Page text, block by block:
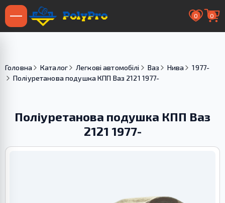
0 0
Головна Каталог Легкові автомобілі Ваз Нива
1977-
Поліуретанова подушка КПП Ваз 2121 1977-
Поліуретанова подушка КПП Ваз
2121 1977-